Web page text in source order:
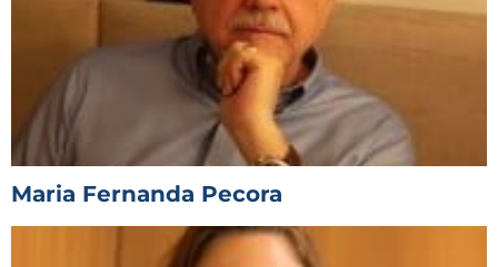
Maria Fernanda Pecora